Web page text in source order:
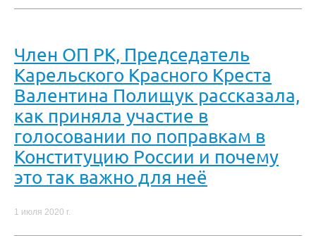
Член ОП РК, Председатель
Карельского Красного Креста
Валентина Полищук рассказала,
как приняла участие в
голосовании по поправкам в
Конституцию России и почему
это так важно для неё
1 июля 2020 г.